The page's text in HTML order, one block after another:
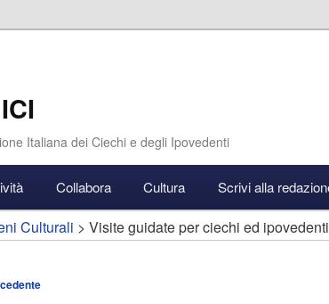
Italiana dei Ciechi e degli Ipovedenti
Collabora Cultura Scrivi alla
Culturali > Visite guidate per ciechi ed ipovedenti